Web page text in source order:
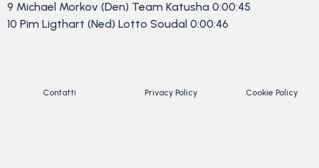
9 Michael Morkov (Den) Team Katusha 0:00:45
10 Pim Ligthart (Ned) Lotto Soudal 0:00:46
Contatti Privacy Policy Cookie Policy